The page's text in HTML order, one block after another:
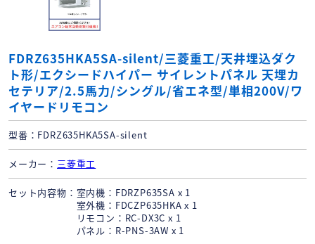
FDRZ635HKA5SA-silent/三菱重工/天井埋込ダク
ト形/エクシードハイパー サイレントパネル 天埋カ
セテリア/2.5馬力/シングル/省エネ型/単相200V/ワ
イヤードリモコン
型番 FDRZ635HKA5SA-silent
メーカー 三菱重工
セット内容物
室内機：FDRZP635SA x 1
室外機：FDCZP635HKA x 1
リモコン：RC-DX3C x 1
パネル：R-PNS-3AW x 1